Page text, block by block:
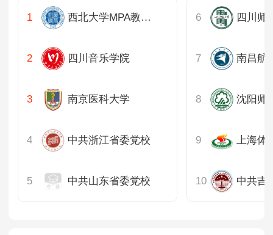
西北大学MPA教育中心
四川音乐学院
南京医科大学
中共浙江省委党校
中共山东省委党校 中共吉